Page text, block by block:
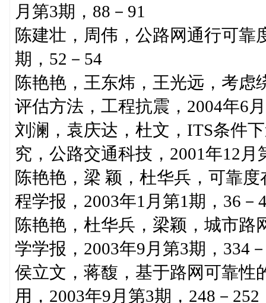
月第3期，88－91
陈建壮，周伟，公路网通行可靠
期，52－54
陈艳艳，王东炜，王光远，考虑
评估方法，工程抗震，2004年6
刘澜，袁庆达，杜文，ITS条件
究，公路交通科技，2001年12月
陈艳艳，梁 颖，杜华兵，可靠
程学报，2003年1月第1期，36－
陈艳艳，杜华兵，梁颖，城市路
学学报，2003年9月第3期，334
侯立文，蒋馥，基于路网可靠性
用，2003年9月第3期，248－252